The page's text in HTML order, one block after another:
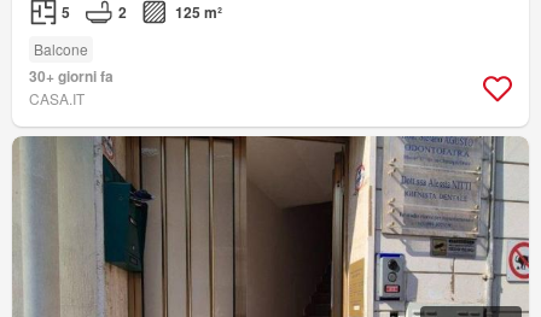
5 2 125 m²
Balcone
30+ giorni fa
CASA.IT